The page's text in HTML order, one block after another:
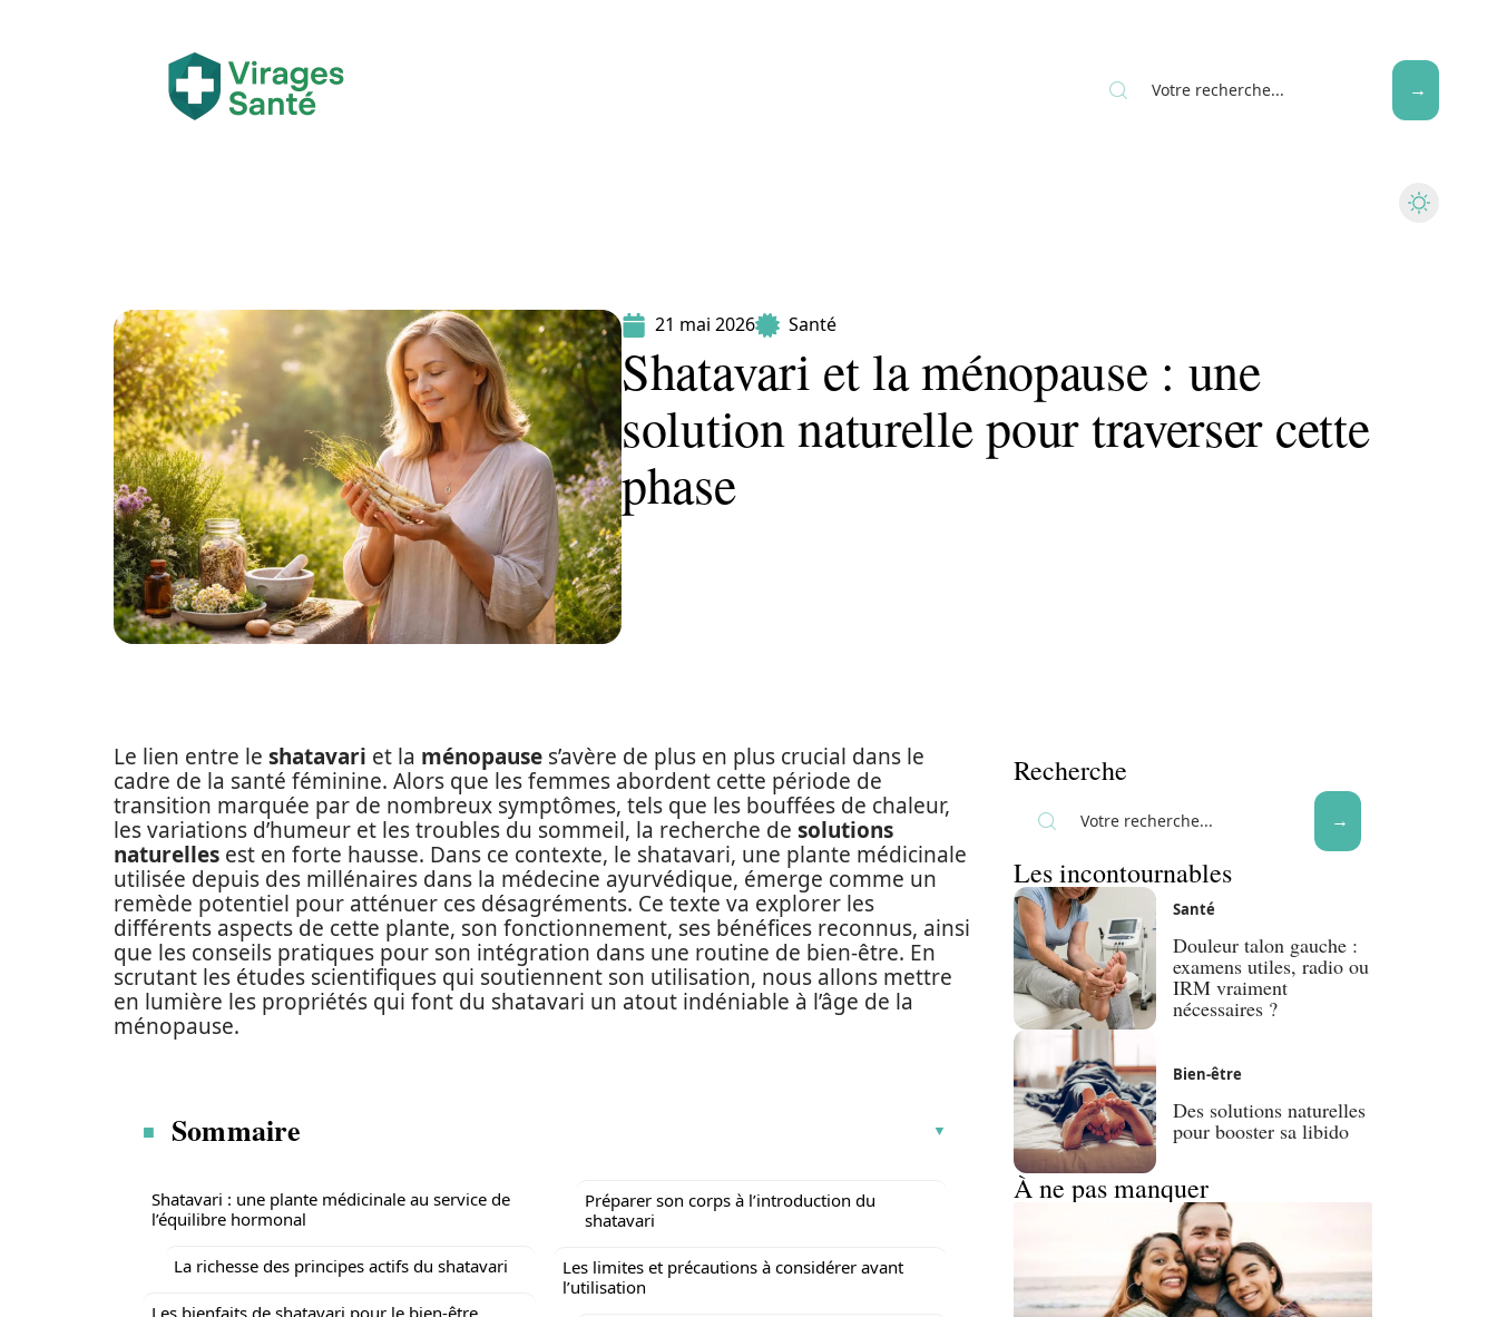
21 mai 2026 Santé
Shatavari et la ménopause : une
solution naturelle pour traverser cette
phase
Le lien entre le shatavari et la ménopause s’avère de plus en plus crucial dans le
cadre de la santé féminine. Alors que les femmes abordent cette période de
transition marquée par de nombreux symptômes, tels que les bouffées de chaleur,
les variations d’humeur et les troubles du sommeil, la recherche de solutions
naturelles est en forte hausse. Dans ce contexte, le shatavari, une plante médicinale
utilisée depuis des millénaires dans la médecine ayurvédique, émerge comme un
remède potentiel pour atténuer ces désagréments. Ce texte va explorer les
différents aspects de cette plante, son fonctionnement, ses bénéfices reconnus, ainsi
que les conseils pratiques pour son intégration dans une routine de bien-être. En
scrutant les études scientifiques qui soutiennent son utilisation, nous allons mettre
en lumière les propriétés qui font du shatavari un atout indéniable à l’âge de la
ménopause.
Sommaire
Shatavari : une plante médicinale au service de
l’équilibre hormonal
La richesse des principes actifs du shatavari
Les bienfaits de shatavari pour le bien-être
Préparer son corps à l’introduction du
shatavari
Les limites et précautions à considérer avant
l’utilisation
Recherche
Les incontournables
Santé
Douleur talon gauche :
examens utiles, radio ou
IRM vraiment
nécessaires ?
Bien-être
Des solutions naturelles
pour booster sa libido
À ne pas manquer